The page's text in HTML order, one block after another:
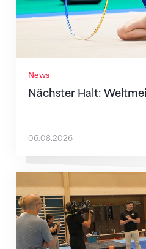
News
Nächster Halt:
06.08.2026
Mit klaren Zielen nach